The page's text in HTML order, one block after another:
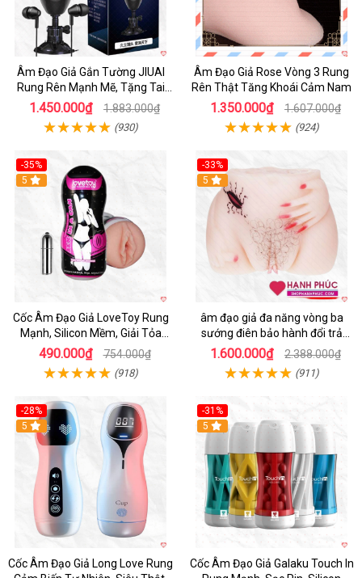
Âm Đạo Giả Gắn Tường JIUAI
Rung Rên Mạnh Mẽ, Tặng Tai
Nghe
1.450.000₫ 1.883.000₫
(930)
Âm Đạo Giả Rose Vòng 3 Rung
Rên Thật Tăng Khoái Cảm Nam
1.350.000₫ 1.607.000₫
(924)
-35%
5
Cốc Âm Đạo Giả LoveToy Rung
Mạnh, Silicon Mềm, Giải Tỏa
Sinh Lý
490.000₫ 754.000₫
(918)
-33%
5
âm đạo giả đa năng vòng ba
sướng điên bảo hành đổi trả
nhanh
1.600.000₫ 2.388.000₫
(911)
-28%
5
Cốc Âm Đạo Giả Long Love Rung
-31%
Hot
5
Cốc Âm Đạo Giả Galaku Touch In